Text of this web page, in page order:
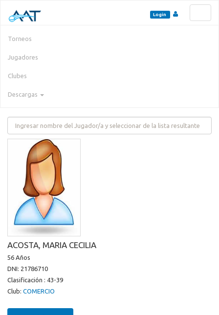
Torneos
Jugadores
Clubes
Descargas
Login
ACOSTA, MARIA CECILIA
56 Años
DNI: 21786710
Clasificación : 43-39
Club: COMERCIO